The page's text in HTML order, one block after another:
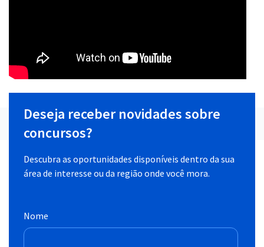
Deseja receber novidades sobre
concursos?
Descubra as oportunidades disponíveis dentro da sua
área de interesse ou da região onde você mora.
Nome